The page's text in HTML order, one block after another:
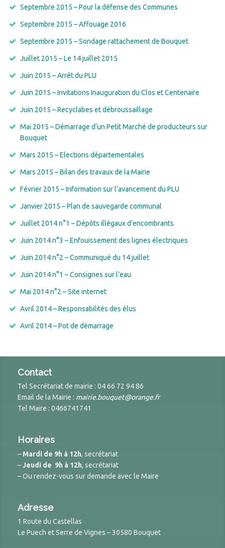
Septembre 2015 – Pour la défense des Communes
Septembre 2015 – Affouage 2016
Septembre 2015 – Sondage rattachement de Bouquet
Juillet 2015 – Le 14 juillet 2015
Juin 2015 – Arrêt du PLU
Juin 2015 – Invitations Inauguration du Clos et Centenaire
Juin 2015 – Recyclabes et débroussaillage
Mai 2015 – Démarrage d’un Petit Marché de producteurs sur
Bouquet
Mars 2015 – Elections départementales
Mars 2015 – Bilan des travaux de la Mairie
Février 2015 – Information sur l’avancement du PLU
Janvier 2015 – Plan de sauvegarde communal
Juillet 2014 n°1 – Dépôts illégaux d’encombrants
Juin 2014 n°3 – Enfouissement des lignes électriques
Juin 2014 n°2 – Communiqué du 14 juillet
Juin 2014 n°1 – Consignes sur l’eau
Mai 2014 n°2 – Site internet
Avril 2014 – Responsabilités des élus
Avril 2014 – Pot de démarrage
Contact
Tel Secrétariat de mairie : 04 66 72 94 86
Email de la Mairie : mairie.bouquet@orange.fr
Tel Maire : 0466741741
Horaires
– Mardi de 9h à 12h, secrétariat
–Jeudi de 9h à 12h, secrétariat
– Ou rendez-vous sur demande avec le Maire
Adresse
1 Route du Castellas
Le Puech et Serre de Vignes – 30580 Bouquet